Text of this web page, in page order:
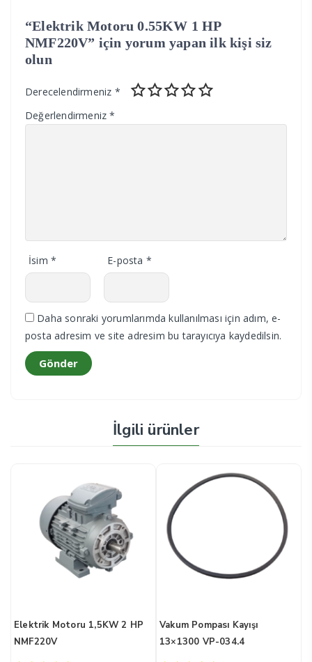
“Elektrik Motoru 0.55KW 1 HP
NMF220V” için yorum yapan ilk kişi siz
olun
Derecelendirmeniz *
Değerlendirmeniz*
İsim * E-posta *
Daha sonraki yorumlarımda kullanılması için adım, e-
posta adresim ve site adresim bu tarayıcıya kaydedilsin.
İlgili ürünler
Elektrik Motoru 1,5KW 2 HP
NMF220V
Vakum Pompası Kayışı
13×1300 VP-034.4